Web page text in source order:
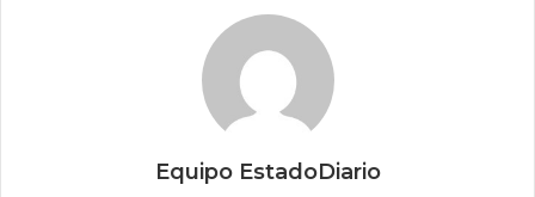
Equipo EstadoDiario